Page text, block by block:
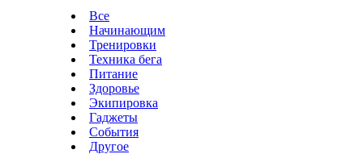
Все
Начинающим
Тренировки
Техника бега
Питание
Здоровье
Экипировка
Гаджеты
События
Другое